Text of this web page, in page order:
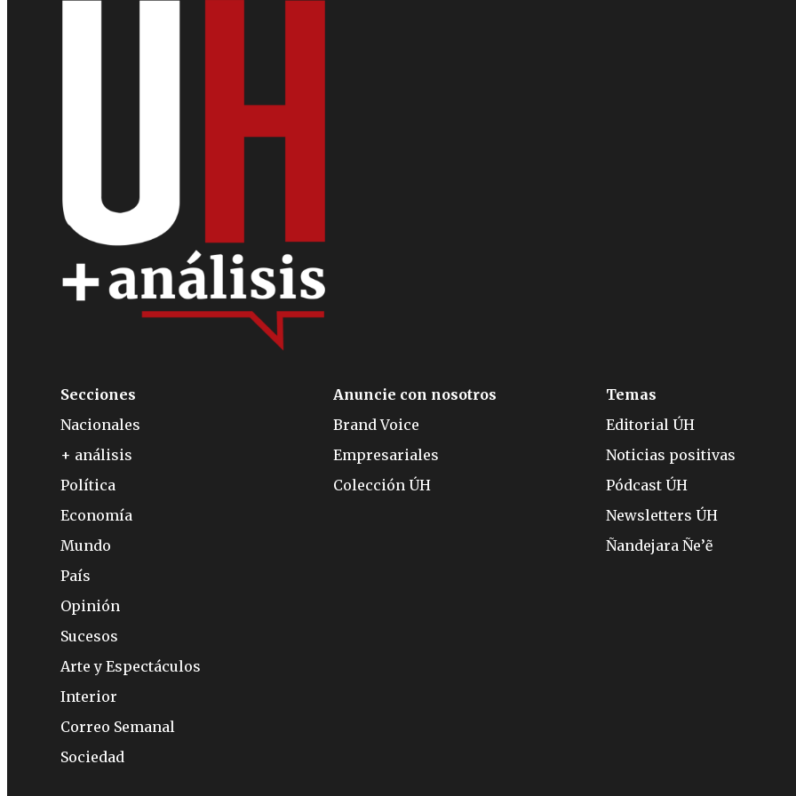
Secciones
Nacionales
+ análisis
Política
Economía
Mundo
País
Opinión
Sucesos
Arte y Espectáculos
Interior
Correo Semanal
Sociedad
Anuncie con nosotros
Brand Voice
Empresariales
Colección ÚH
Temas
Editorial ÚH
Noticias positivas
Pódcast ÚH
Newsletters ÚH
Ñandejara Ñe’ẽ